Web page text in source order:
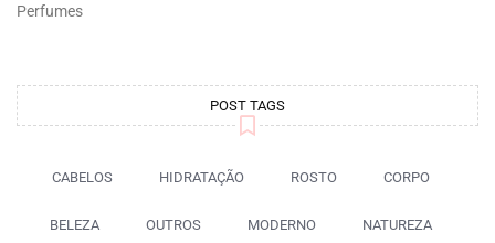
Perfumes
POST TAGS
CABELOS HIDRATAÇÃO ROSTO CORPO
BELEZA OUTROS MODERNO NATUREZA